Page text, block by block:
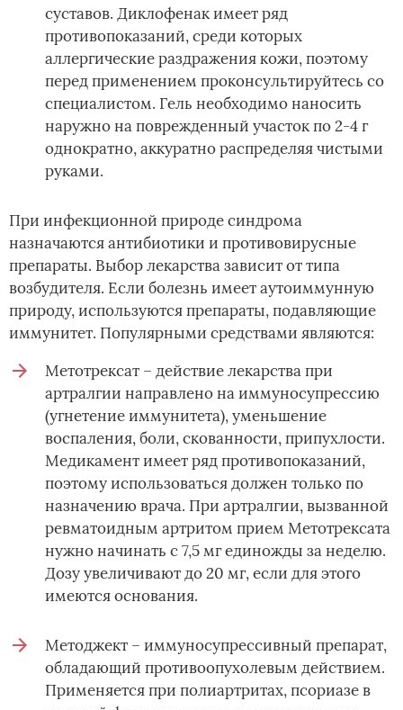
суставов. Диклофенак имеет ряд
противопоказаний, среди которых
аллергические раздражения кожи, поэтому
перед применением проконсультируйтесь со
специалистом. Гель необходимо наносить
наружно на поврежденный участок по 2-4 г
однократно, аккуратно распределяя чистыми
руками.
При инфекционной природе синдрома
назначаются антибиотики и противовирусные
препараты. Выбор лекарства зависит от типа
возбудителя. Если болезнь имеет аутоиммунную
природу, используются препараты, подавляющие
иммунитет. Популярными средствами являются:
Метотрексат – действие лекарства при
артралгии направлено на иммуносупрессию
(угнетение иммунитета), уменьшение
воспаления, боли, скованности, припухлости.
Медикамент имеет ряд противопоказаний,
поэтому использоваться должен только по
назначению врача. При артралгии, вызванной
ревматоидным артритом прием Метотрексата
нужно начинать с 7,5 мг единожды за неделю.
Дозу увеличивают до 20 мг, если для этого
имеются основания.
Методжект – иммуносупрессивный препарат,
обладающий противоопухолевым действием.
Применяется при полиартритах, псориазе в